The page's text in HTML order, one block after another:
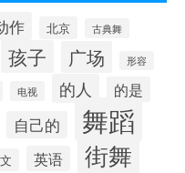
作 北京 古典舞
孩子 广场 形容
电视 的人 的是
自己的 舞蹈
英语 街舞